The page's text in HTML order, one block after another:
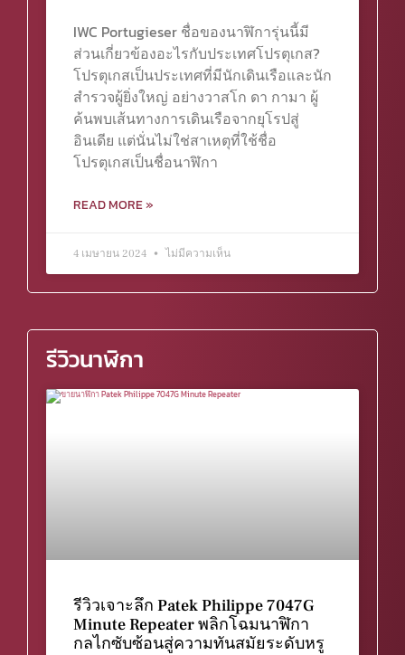
IWC Portugieser ชื่อของนาฬิการุ่นนี้มี
ส่วนเกี่ยวข้องอะไรกับประเทศโปรตุเกส?
โปรตุเกสเป็นประเทศที่มีนักเดินเรือและนัก
สำรวจผู้ยิ่งใหญ่ อย่างวาสโก ดา กามา ผู้
ค้นพบเส้นทางการเดินเรือจากยุโรปสู่
อินเดีย แต่นั่นไม่ใช่สาเหตุที่ใช้ชื่อ
โปรตุเกสเป็นชื่อนาฬิกา
READ MORE »
4 เมษายน 2024 ไม่มีความเห็น
รีวิวนาฬิกา
รีวิวเจาะลึก Patek Philippe 7047G
Minute Repeater พลิกโฉมนาฬิกา
กลไกซับซ้อนสู่ความทันสมัยระดับหรู